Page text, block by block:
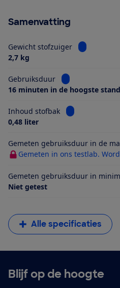
Samenvatting
Gewicht stofzuiger
Bekijk
2,7 kg
Gebruiksduur
Bekijk informatie
16 minuten in de hoogste stand
Inhoud stofbak
Bekijk
0,48 liter
Gemeten gebruiksduur in de
Gemeten in ons testlab.
Gemeten gebruiksduur in
Niet getest
Alle specificaties
Blijf op de hoogte